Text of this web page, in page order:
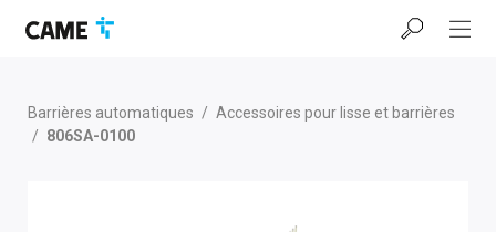
navigation
page
Barrières automatiques / Accessoires pour lisse et barrières
/ 806SA-0100